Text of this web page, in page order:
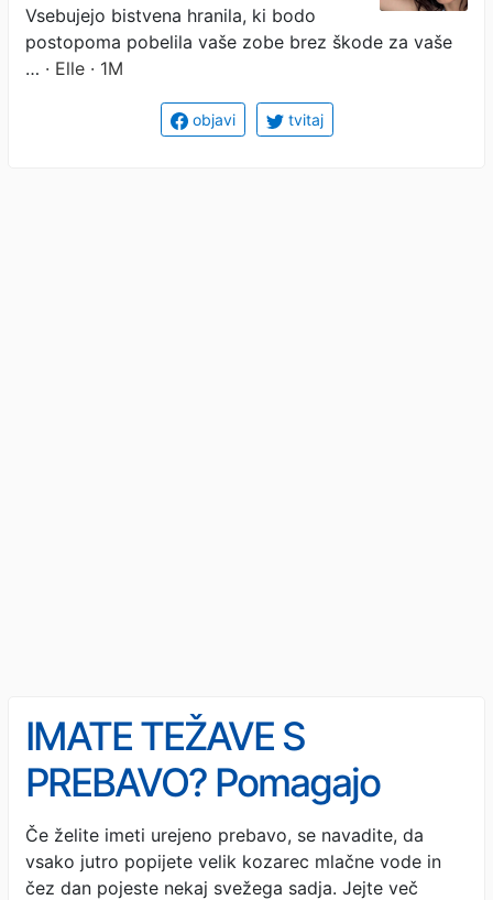
Vsebujejo bistvena hranila, ki bodo
postopoma pobelila vaše zobe brez škode za vaše
… · Elle · 1M
objavi tvitaj
IMATE TEŽAVE S
PREBAVO? Pomagajo
lahko ta živila in preprosti
vsakodnevni triki
Če želite imeti urejeno prebavo, se navadite, da
vsako jutro popijete velik kozarec mlačne vode in
čez dan pojeste nekaj svežega sadja. Jejte več